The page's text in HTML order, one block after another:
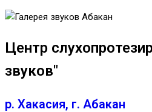
Центр
звуков"
р. Хакасия, г. Абакан